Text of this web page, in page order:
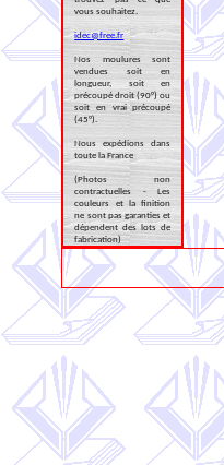
vous souhaitez.
idec@free.fr
Nos moulures sont
vendues soit en
longueur, soit en
précoupé droit (90°) ou
soit en vrai précoupé
(45°).
Nous expédions dans
toute la France
(Photos non
contractuelles - Les
couleurs et la finition
ne sont pas garanties et
dépendent des lots de
fabrication)